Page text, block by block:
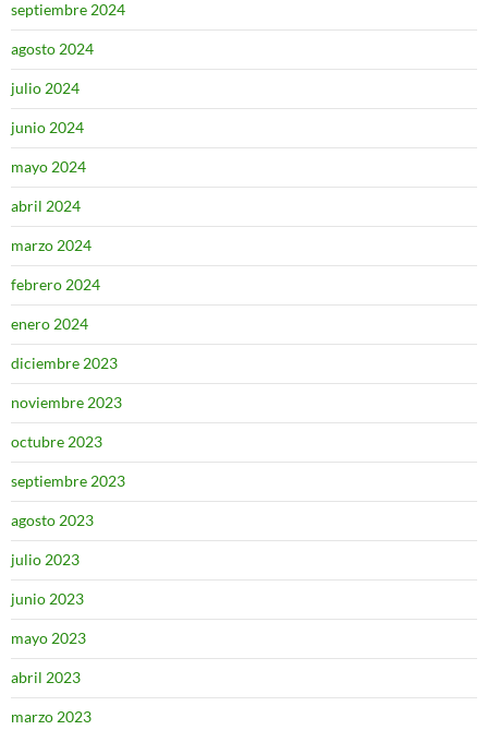
septiembre 2024
agosto 2024
julio 2024
junio 2024
mayo 2024
abril 2024
marzo 2024
febrero 2024
enero 2024
diciembre 2023
noviembre 2023
octubre 2023
septiembre 2023
agosto 2023
julio 2023
junio 2023
mayo 2023
abril 2023
marzo 2023